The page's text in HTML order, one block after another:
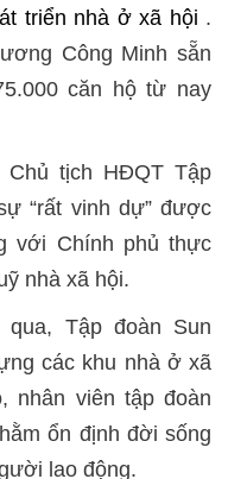
triển nhà ở xã hội .
Công Minh sẵn
căn hộ từ nay
tịch HĐQT Tập
“rất vinh dự” được
với Chính phủ thực
nhà xã hội.
Tập đoàn Sun
các khu nhà ở xã
nhân viên tập đoàn
ổn định đời sống
lao động.